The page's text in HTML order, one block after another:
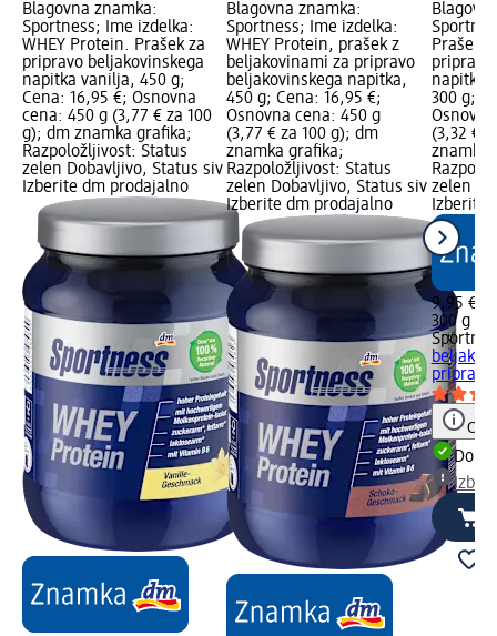
Blagovna znamka:
Sportness; Ime izdelka:
WHEY Protein. Prašek za
pripravo beljakovinskega
napitka vanilja, 450 g;
Cena: 16,95 €; Osnovna
cena: 450 g (3,77 € za 100
g); dm znamka grafika;
Razpoložljivost: Status
zelen Dobavljivo, Status siv
Izberite dm prodajalno
Blagovna znamka:
Sportness; Ime izdelka:
WHEY Protein, prašek z
beljakovinami za pripravo
beljakovinskega napitka,
450 g; Cena: 16,95 €;
Osnovna cena: 450 g
(3,77 € za 100 g); dm
znamka grafika;
Razpoložljivost: Status
zelen Dobavljivo, Status siv
Izberite dm prodajalno
Prašek
pripravo
napitka
300 g;
(3,32 €
znamka
zelen
Izberite
9,95 €
300 g